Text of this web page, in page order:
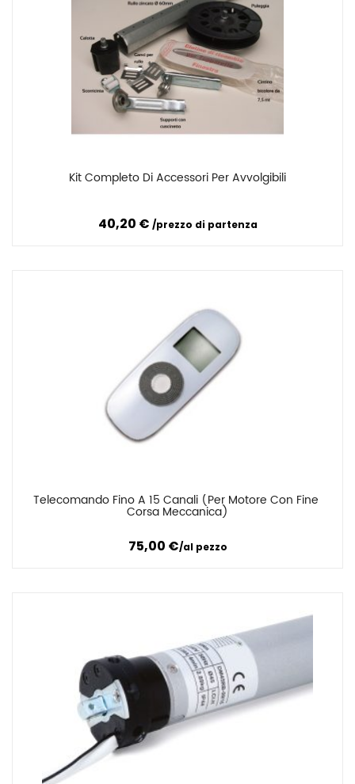
Kit Completo Di Accessori Per Avvolgibili
40,20 € prezzo di partenza
Confronta
Telecomando Fino A 15 Canali (Per Motore Con Fine
Corsa Meccanica)
75,00 € al pezzo
Confronta